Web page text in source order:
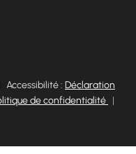
Accessibilité : Déclaration
de confidentialité |